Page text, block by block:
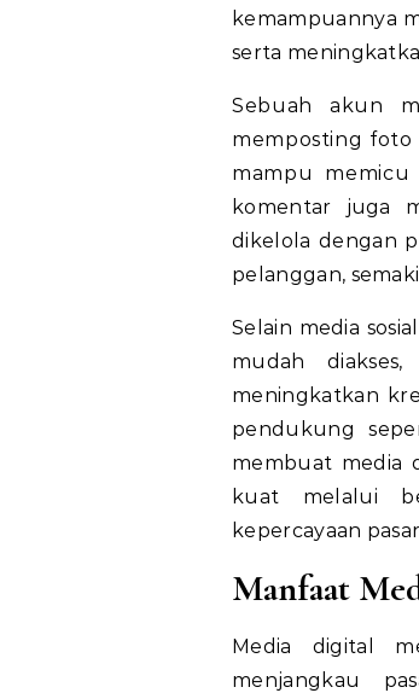
kemampuannya
serta
Sebuah akun
memposting
mampu memicu
komentar juga
dikelola dengan
pelanggan,
Selain media
mudah
meningkatkan
pendukung
membuat media
kuat melalui
kepercayaan
Manfaat
Media digital
menjangkau